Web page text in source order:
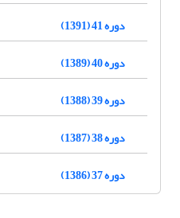
دوره 41 (1391)
دوره 40 (1389)
دوره 39 (1388)
دوره 38 (1387)
دوره 37 (1386)